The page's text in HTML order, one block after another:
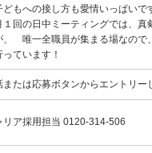
もへの接し方も愛情いっぱいで
１回の日中ミーティングでは、真
、 唯一全職員が集まる場なので
っています！
または応募ボタンからエントリー
リア採用担当 0120-314-506